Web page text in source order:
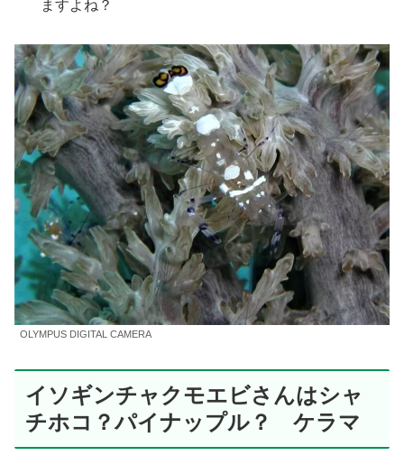
ますよね？
OLYMPUS DIGITAL CAMERA
イソギンチャクモエビさんはシャ
チホコ？パイナップル？ ケラマ